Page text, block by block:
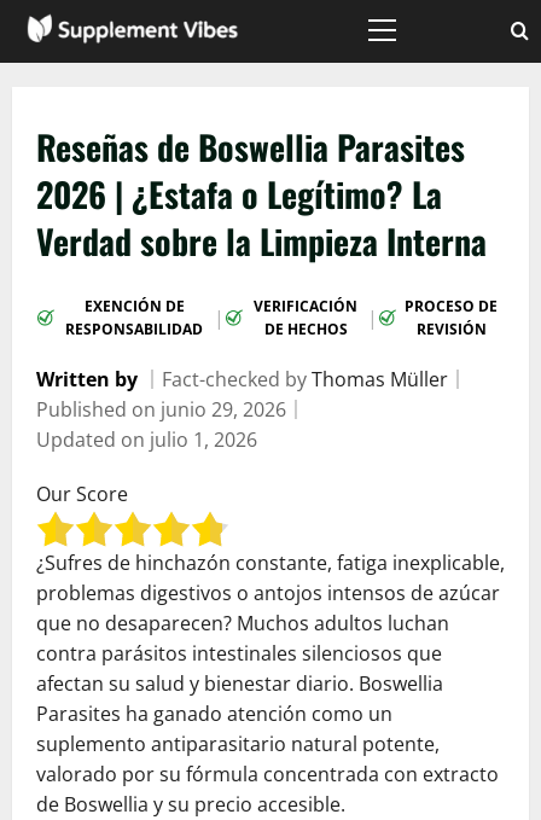
Saltar
Menú
Reseñas de Boswellia Parasites
2026 | ¿Estafa o Legítimo? La
Verdad sobre la Limpieza Interna
EXENCIÓN DE
RESPONSABILIDAD
|
VERIFICACIÓN
DE HECHOS
|
PROCESO DE
REVISIÓN
Written by Fact-checked byThomas Müller
Published on junio 29, 2026
Updated on julio 1, 2026
Our Score
¿Sufres de hinchazón constante, fatiga inexplicable,
problemas digestivos o antojos intensos de azúcar
que no desaparecen? Muchos adultos luchan
contra parásitos intestinales silenciosos que
afectan su salud y bienestar diario. Boswellia
Parasites ha ganado atención como un
suplemento antiparasitario natural potente,
valorado por su fórmula concentrada con extracto
de Boswellia y su precio accesible.